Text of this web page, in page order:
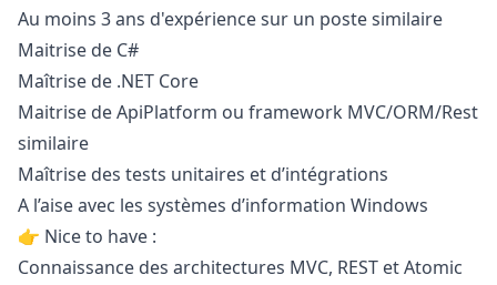
Au moins 3 ans d'expérience sur un poste similaire
Maitrise de C#
Maîtrise de .NET Core
Maitrise de ApiPlatform ou framework MVC/ORM/Rest
similaire
Maîtrise des tests unitaires et d’intégrations
A l’aise avec les systèmes d’information Windows
👉 Nice to have :
Connaissance des architectures MVC, REST et Atomic